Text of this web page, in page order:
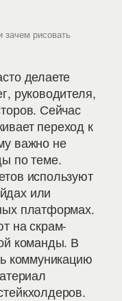
зачем рисовать
делаете
руководителя,
Сейчас
переход к
важно не
по теме.
используют
или
платформах.
на скрам-
команды. В
коммуникацию